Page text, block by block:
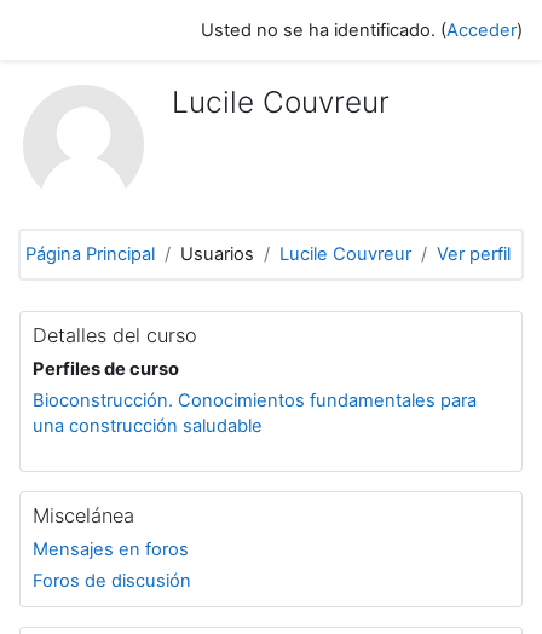
Usted no se ha identificado. (Acceder)
Lucile Couvreur
Página Principal Usuarios Lucile Couvreur Ver perfil
Detalles del curso
Perfiles de curso
Bioconstrucción. Conocimientos fundamentales para
una construcción saludable
Miscelánea
Mensajes en foros
Foros de discusión